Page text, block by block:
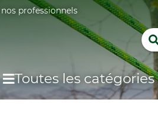
professionnels
Toutes les catégories